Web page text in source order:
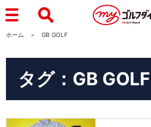
ホーム GB GOLF
タグ：GB GOLF